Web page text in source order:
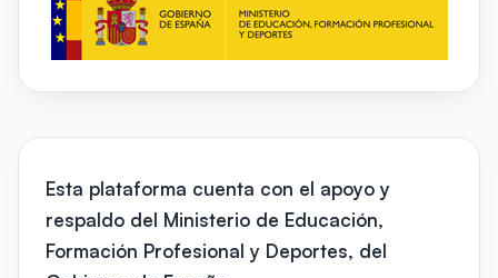
Esta plataforma cuenta con el apoyo y
respaldo del Ministerio de Educación,
Formación Profesional y Deportes, del